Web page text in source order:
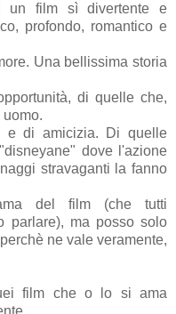
un film sì divertente e
profondo, romantico e
Una bellissima storia
di quelle che,
e di amicizia. Di quelle
dove l'azione
stravaganti la fanno
del film (che tutti
parlare), ma posso solo
ne vale veramente,
film che o lo si ama